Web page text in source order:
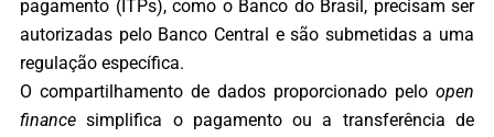
pagamento (ITPs), como o Banco do Brasil, precisam ser
autorizadas pelo Banco Central e são submetidas a uma
regulação específica.
O compartilhamento de dados proporcionado pelo open
finance simplifica o pagamento ou a transferência de